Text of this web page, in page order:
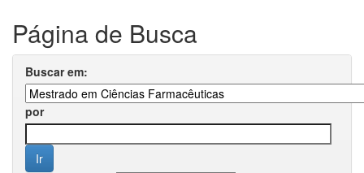
Página de Busca
Buscar em:
por